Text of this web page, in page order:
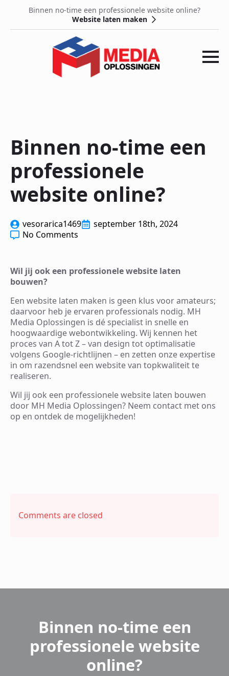
Binnen no-time een professionele website online?
Website laten maken
Binnen no-time een
professionele
website online?
vesorarica1469
september 18th, 2024
No Comments
Wil jij ook een professionele website laten
bouwen?
Een website laten maken is geen klus voor amateurs;
daarvoor heb je ervaren professionals nodig. MH
Media Oplossingen is dé specialist in snelle en
hoogwaardige webontwikkeling. Wij kennen het
proces van A tot Z – van design tot optimalisatie
volgens Google-richtlijnen – en zetten onze expertise
in om razendsnel een website van topkwaliteit te
realiseren.
Wil jij ook een professionele website laten bouwen
door MH Media Oplossingen? Neem contact met ons
op en ontdek de mogelijkheden!
Comments are closed
Binnen no-time een
professionele website
online?